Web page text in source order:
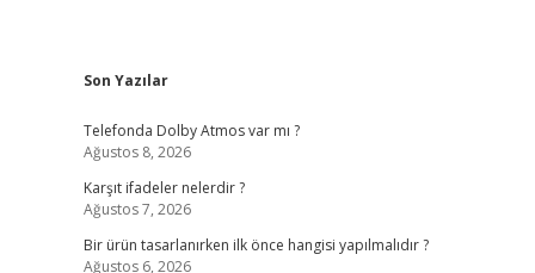
Sidebar
Son Yazılar
Telefonda Dolby Atmos var mı ?
Ağustos 8, 2026
Karşıt ifadeler nelerdir ?
Ağustos 7, 2026
Bir ürün tasarlanırken ilk önce hangisi yapılmalıdır ?
Ağustos 6, 2026